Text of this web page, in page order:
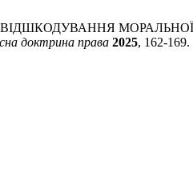
ВІДШКОДУВАННЯ
доктрина права 2025, 162-169.